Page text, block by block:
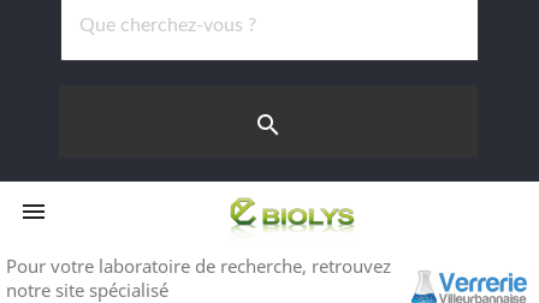
search

Pour votre laboratoire de recherche, retrouvez
notre site spécialisé